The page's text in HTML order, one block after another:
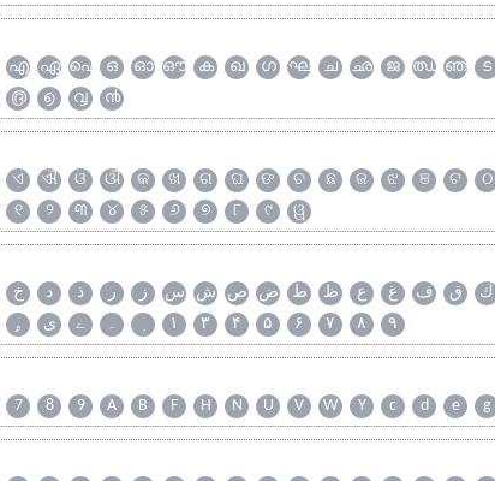
എ ഏ ഐ ഒ ഓ ഔ ക ഖ ഗ ഘ ച ഛ ജ ഝ ഞ ട
൫ ൭ ൮ ൯
ଏ ଐ ଓ ଔ କ ଖ ଗ ଘ ଙ ଚ ଛ ଜ ଝ ଞ ଟ ଠ
୧ ୨ ୩ ୪ ୫ ୬ ୭ ୮ ୯ ୱ
خ د ذ ر ز س ش ص ض ط ظ ع غ ف ق ك
ۄ ی ے ۔ ۱ ۳ ۴ ۵ ۶ ۷ ۸ ۹
7 8 9 A B F H N U V W Y c d e g